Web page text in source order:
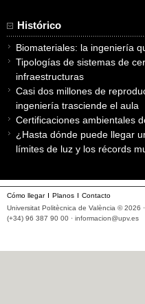
Histórico
Biomateriales: la ingeniería
Tipologías de sistemas de
infraestructuras
Casi dos millones de
ingeniería trasciende el aula
Certificaciones ambientales
¿Hasta dónde puede llegar
límites de luz y los récords
Cómo llegar Planos
Contacto
Universitat Politècnica de València © 2026 ·
(+34) 96 387 90 00 · informacion@upv.es